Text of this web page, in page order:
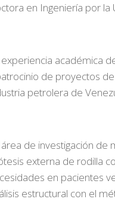
en Ingeniería por la
experiencia académica
de proyectos
petrolera de
área de investigación
externa de rodilla
en pacientes
estructural con el